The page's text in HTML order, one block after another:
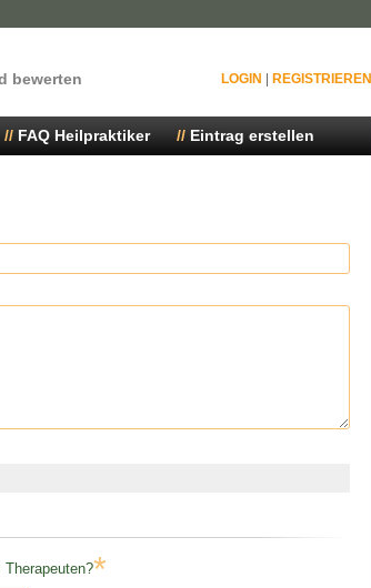
bewerten LOGIN REGISTRIEREN
FAQ Heilpraktiker Eintrag erstellen
*